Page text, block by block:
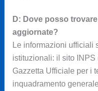
D: Dove posso
aggiornate?
Le informazioni ufficiali
istituzionali: il sito INPS
Gazzetta Ufficiale per i
inquadramento